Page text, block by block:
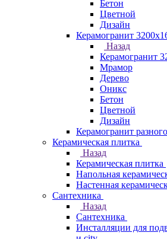
Бетон
Цветной
Дизайн
Керамогранит
Назад
Керамогранит
Мрамор
Дерево
Оникс
Бетон
Цветной
Дизайн
Керамогранит
Керамическая плитка
Назад
Керамическая плитка
Напольная
Настенная
Сантехника
Назад
Сантехника
Инсталляции для